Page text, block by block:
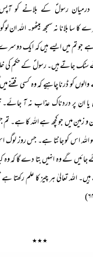
درمیان رسولؐ کے بلانے کو
کا سا بلانا نہ سمجھ بیٹھو۔ اللہ ان
ہے جو تم میں ایسے ہیں کہ ایک
سٹک جاتے ہیں۔ رسولؐ کے حکم کی
کو ڈرنا چاہیے کہ وہ کسی فتنے میں
یا ان پر دردناک عذاب نہ آ جائے۔
و زمین میں جو کچھ ہے اللہ کا ہے۔
اللہ اس کو جانتا ہے۔ جس روز
جائیں گے وہ انہیں بتا دے گا کہ وہ
اللہ تعالیٰ ہر چیز کا علم رکھتا
٭٭٭